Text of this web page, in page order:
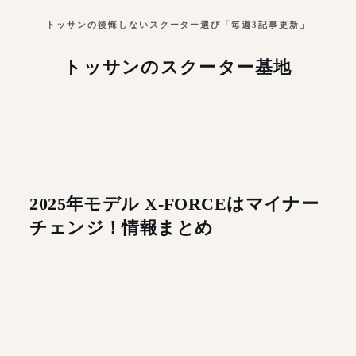
トッサンの後悔しないスクーター選び「毎週3記事更新」
トッサンのスクーター基地
2025年モデル X-FORCEはマイナー
チェンジ！情報まとめ